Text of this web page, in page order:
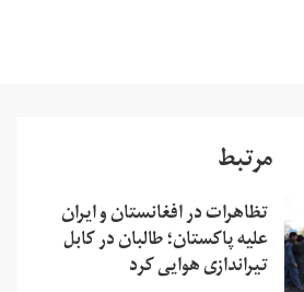
مرتبط
تظاهرات در افغانستان و ایران
علیه پاکستان؛ طالبان در کابل
تیراندازی هوایی کرد